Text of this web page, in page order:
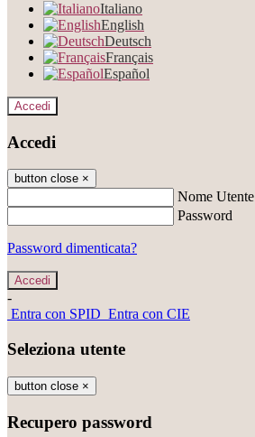
Italiano
English
Deutsch
Français
Español
Accedi
Accedi
button close ×
Nome Utente
Password
Password dimenticata?
-
Entra con SPID Entra con CIE
Seleziona utente
button close ×
Recupero password